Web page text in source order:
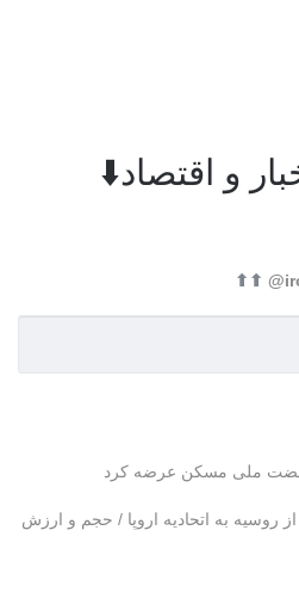
و اقتصاد⬇️
⬆⬆
ملی مسکن عرضه کرد
روسیه به اتحادیه اروپا / حجم و ارزش